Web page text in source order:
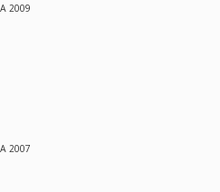
2009
2007